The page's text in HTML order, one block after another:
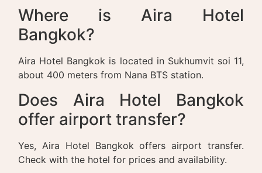
Where is Aira Hotel
Bangkok?
Aira Hotel Bangkok is located in Sukhumvit soi 11,
about 400 meters from Nana BTS station.
Does Aira Hotel Bangkok
offer airport transfer?
Yes, Aira Hotel Bangkok offers airport transfer.
Check with the hotel for prices and availability.